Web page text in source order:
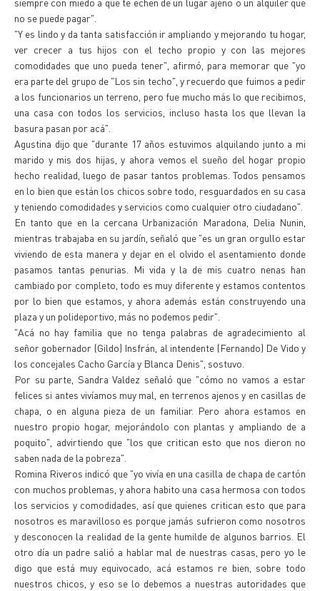
no se puede pagar".
"Y es lindo y da tanta satisfacción ir ampliando y mejorando tu hogar,
ver crecer a tus hijos con el techo propio y con las mejores
comodidades que uno pueda tener", afirmó, para memorar que "yo
era parte del grupo de "Los sin techo", y recuerdo que fuimos a pedir
a los funcionarios un terreno, pero fue mucho más lo que recibimos,
una casa con todos los servicios, incluso hasta los que llevan la
basura pasan por acá".
Agustina dijo que "durante 17 años estuvimos alquilando junto a mi
marido y mis dos hijas, y ahora vemos el sueño del hogar propio
hecho realidad, luego de pasar tantos problemas. Todos pensamos
en lo bien que están los chicos sobre todo, resguardados en su casa
y teniendo comodidades y servicios como cualquier otro ciudadano".
En tanto que en la cercana Urbanización Maradona, Delia Nunin,
mientras trabajaba en su jardín, señaló que "es un gran orgullo estar
viviendo de esta manera y dejar en el olvido el asentamiento donde
pasamos tantas penurias. Mi vida y la de mis cuatro nenas han
cambiado por completo, todo es muy diferente y estamos contentos
por lo bien que estamos, y ahora además están construyendo una
plaza y un polideportivo, más no podemos pedir".
"Acá no hay familia que no tenga palabras de agradecimiento al
señor gobernador (Gildo) Insfrán, al intendente (Fernando) De Vido y
los concejales Cacho García y Blanca Denis", sostuvo.
Por su parte, Sandra Valdez señaló que "cómo no vamos a estar
felices si antes vivíamos muy mal, en terrenos ajenos y en casillas de
chapa, o en alguna pieza de un familiar. Pero ahora estamos en
nuestro propio hogar, mejorándolo con plantas y ampliando de a
poquito", advirtiendo que "los que critican esto que nos dieron no
saben nada de la pobreza".
Romina Riveros indicó que "yo vivía en una casilla de chapa de cartón
con muchos problemas, y ahora habito una casa hermosa con todos
los servicios y comodidades, así que quienes critican esto que para
nosotros es maravilloso es porque jamás sufrieron como nosotros
y desconocen la realidad de la gente humilde de algunos barrios. El
otro día un padre salió a hablar mal de nuestras casas, pero yo le
digo que está muy equivocado, acá estamos re bien, sobre todo
nuestros chicos, y eso se lo debemos a nuestras autoridades que